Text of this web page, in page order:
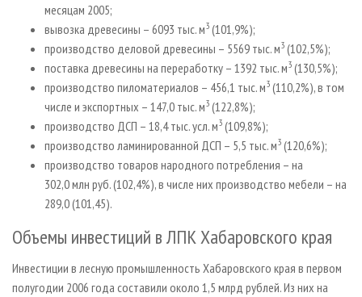
месяцам 2005;
вывозка древесины – 6093 тыс. м3 (101,9%);
производство деловой древесины – 5569 тыс. м3 (102,5%);
поставка древесины на переработку – 1392 тыс. м3 (130,5%);
производство пиломатериалов – 456,1 тыс. м3 (110,2%), в том
числе и экспортных – 147,0 тыс. м3 (122,8%);
производство ДСП – 18,4 тыс. усл. м3 (109,8%);
производство ламинированной ДСП – 5,5 тыс. м3 (120,6%);
производство товаров народного потребления – на
302,0 млн руб. (102,4%), в числе них производство мебели – на
289,0 (101,45).
Объемы инвестиций в ЛПК Хабаровского края
Инвестиции в лесную промышленность Хабаровского края в первом
полугодии 2006 года составили около 1,5 млрд рублей. Из них на